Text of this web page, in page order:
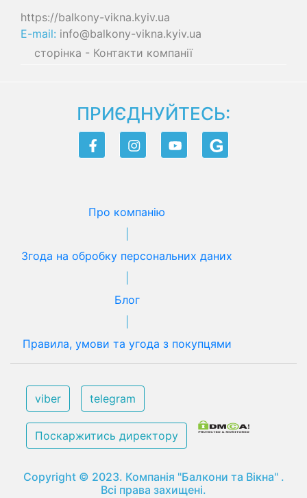
https://balkony-vikna.kyiv.ua
E-mail: info@balkony-vikna.kyiv.ua
сторінка - Контакти компанії
ПРИЄДНУЙТЕСЬ:
Про компанію
Згода на обробку персональних даних
Блог
Правила, умови та угода з покупцями
viber telegram
Поскаржитись директору
Copyright © 2023. Компанія "Балкони та Вікна" .
Всі права захищені.